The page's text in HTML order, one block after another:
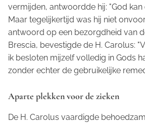
vermijden, antwoordde hij: "God kan
Maar tegelijkertijd was hij niet
antwoord op een bezorgdheid van
Brescia, bevestigde de H. Carolus:
ik besloten mijzelf volledig in Gods
zonder echter de gebruikelijke
Aparte plekken voor de zieken
De H. Carolus vaardigde